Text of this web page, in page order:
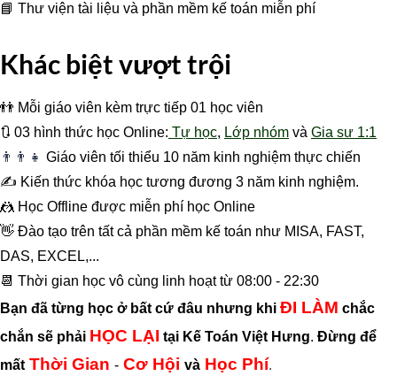
📘 Thư viện tài liệu và phần mềm kế toán miễn phí
Khác biệt vượt trội
👬 Mỗi giáo viên kèm trực tiếp 01 học viên
🔃 03 hình thức học Online: Tự học, Lớp nhóm và Gia sư 1:1
👨‍👨‍👧 Giáo viên tối thiểu 10 năm kinh nghiệm thực chiến
✍️ Kiến thức khóa học tương đương 3 năm kinh nghiệm.
🤼 Học Offline được miễn phí học Online
👋 Đào tạo trên tất cả phần mềm kế toán như MISA, FAST,
DAS, EXCEL,...
📆 Thời gian học vô cùng linh hoạt từ 08:00 - 22:30
Bạn đã từng học ở bất cứ đâu nhưng khi ĐI LÀM chắc
chắn sẽ phải HỌC LẠI tại Kế Toán Việt Hưng. Đừng để
mấtThời Gian - Cơ Hội và Học Phí.